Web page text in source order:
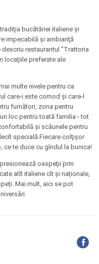
bucătăriei italiene şi
impecabilă şi ambianţă
restaurantul "Trattoria
locaţiile preferate ale
multe nivele pentru ca
care-i este comod şi care-l
fumători, zona pentru
loc pentru toată familia - tot
şi scăunele pentru
specială.Fiecare colţişor
ce te duce cu gîndul la bunica!
oaspeţii prin
atît italiene cît și naționale,
Mai mult, aici se pot